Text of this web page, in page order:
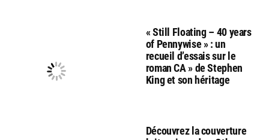
« Still Floating – 40 years
of Pennywise » : un
recueil d’essais sur le
roman CA » de Stephen
King et son héritage
Découvrez la couverture